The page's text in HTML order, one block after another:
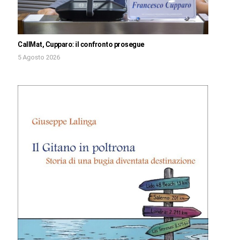
CallMat, Cupparo: il confronto prosegue
5 Agosto 2026